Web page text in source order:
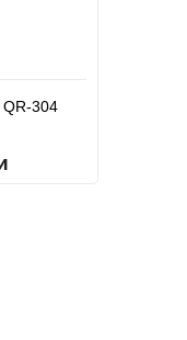
QR-304